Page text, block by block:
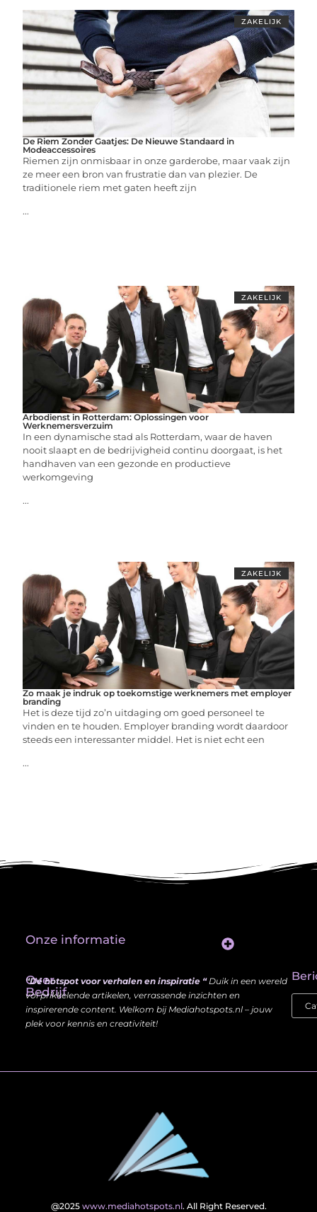
ZAKELIJK
De Riem Zonder Gaatjes: De Nieuwe Standaard in
Modeaccessoires
Riemen zijn onmisbaar in onze garderobe, maar vaak zijn
ze meer een bron van frustratie dan van plezier. De
traditionele riem met gaten heeft zijn
...
ZAKELIJK
Arbodienst in Rotterdam: Oplossingen voor
Werknemersverzuim
In een dynamische stad als Rotterdam, waar de haven
nooit slaapt en de bedrijvigheid continu doorgaat, is het
handhaven van een gezonde en productieve
werkomgeving
...
ZAKELIJK
Zo maak je indruk op toekomstige werknemers met employer
branding
Het is deze tijd zo’n uitdaging om goed personeel te
vinden en te houden. Employer branding wordt daardoor
steeds een interessanter middel. Het is niet echt een
...
Over
Bedrijf
“Dé hotspot voor verhalen en inspiratie “Duik in een wereld
vol prikkelende artikelen, verrassende inzichten en
inspirerende content. Welkom bij Mediahotspots.nl – jouw
plek voor kennis en creativiteit!
Onze informatie
@2025 www.mediahotspots.nl. All Right Reserved.